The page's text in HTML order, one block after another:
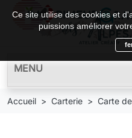
MENU
Accueil Carterie Carte
Ce site utilise des cookies et
puissions améliorer